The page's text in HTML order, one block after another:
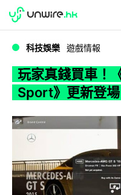
WWDC 2026
科技娛樂 遊戲情報
玩家真錢買車！
Sport》更新登場